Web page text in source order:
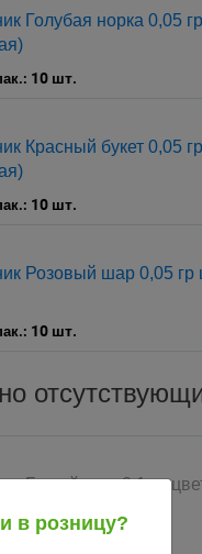
Голубая норка 0,05
10 шт.
Красный букет 0,05
10 шт.
Розовый шар 0,05 гр
10 шт.
Белый шар 0,1 гр
10 шт.
в розницу?